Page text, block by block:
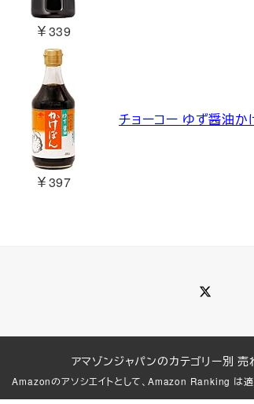
￥339
￥397
チョーコー ゆず醤油
アマゾンジャパンのカテゴリー別
Amazonのアソシエイトとして、Amazon Ranking は